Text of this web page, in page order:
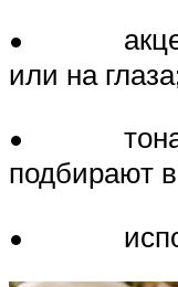
• акцент
или на
•
подбирают
•